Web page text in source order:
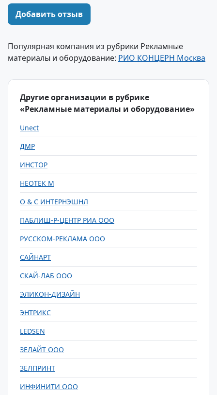
Добавить отзыв
Популярная компания из рубрики Рекламные
материалы и оборудование: РИО КОНЦЕРН Москва
Другие организации в рубрике
«Рекламные материалы и оборудование»
Unect
ДМР
ИНСТОР
НЕОТЕК М
О & С ИНТЕРНЭШНЛ
ПАБЛИШ-Р-ЦЕНТР РИА ООО
РУССКОМ-РЕКЛАМА ООО
САЙНАРТ
СКАЙ-ЛАБ ООО
ЭЛИКОН-ДИЗАЙН
ЭНТРИКС
LEDSEN
ЗЕЛАЙТ ООО
ЗЕЛПРИНТ
ИНФИНИТИ ООО